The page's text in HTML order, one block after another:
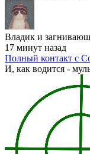
Владик и
17 минут назад
Полный контакт с
И, как водится -